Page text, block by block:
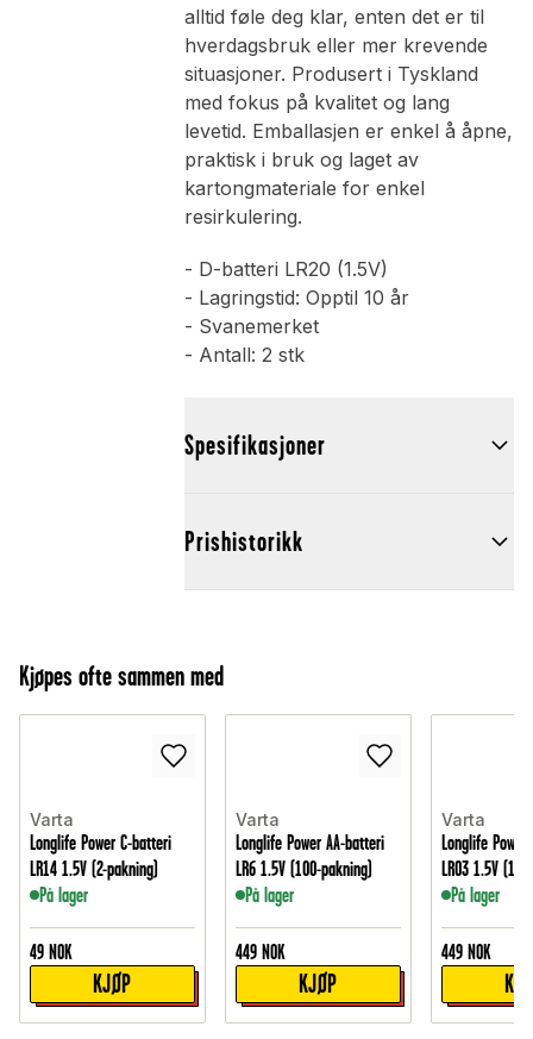
alltid føle deg klar, enten det er til
hverdagsbruk eller mer krevende
situasjoner. Produsert i Tyskland
med fokus på kvalitet og lang
levetid. Emballasjen er enkel å åpne,
praktisk i bruk og laget av
kartongmateriale for enkel
resirkulering.
- D-batteri LR20 (1.5V)
- Lagringstid: Opptil 10 år
- Svanemerket
- Antall: 2 stk
Spesifikasjoner
Prishistorikk
Kjøpes ofte sammen med
Varta
Longlife Power C-batteri
LR14 1.5V (2-pakning)
På lager
49 NOK
KJØP
Varta
Longlife Power AA-batteri
LR6 1.5V (100-pakning)
På lager
449 NOK
KJØP
Varta
Longlife
LR03 1.5V
På lager
449 NOK